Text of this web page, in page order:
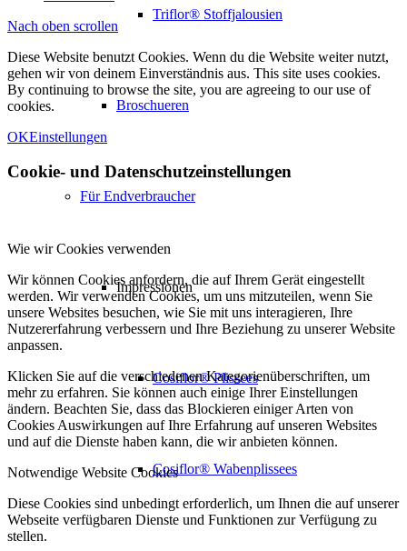
Triflor® Stoffjalousien
Broschueren
Für Endverbraucher
Impressionen
Cosiflor® Plissees
Cosiflor® Wabenplissees
Nach oben scrollen
Diese Website benutzt Cookies. Wenn du die Website weiter nutzt,
gehen wir von deinem Einverständnis aus. This site uses cookies.
By continuing to browse the site, you are agreeing to our use of
cookies.
OKEinstellungen
Cookie- und Datenschutzeinstellungen
Wie wir Cookies verwenden
Wir können Cookies anfordern, die auf Ihrem Gerät eingestellt
werden. Wir verwenden Cookies, um uns mitzuteilen, wenn Sie
unsere Websites besuchen, wie Sie mit uns interagieren, Ihre
Nutzererfahrung verbessern und Ihre Beziehung zu unserer Website
anpassen.
Klicken Sie auf die verschiedenen Kategorienüberschriften, um
mehr zu erfahren. Sie können auch einige Ihrer Einstellungen
ändern. Beachten Sie, dass das Blockieren einiger Arten von
Cookies Auswirkungen auf Ihre Erfahrung auf unseren Websites
und auf die Dienste haben kann, die wir anbieten können.
Notwendige Website Cookies
Diese Cookies sind unbedingt erforderlich, um Ihnen die auf unserer
Webseite verfügbaren Dienste und Funktionen zur Verfügung zu
stellen.